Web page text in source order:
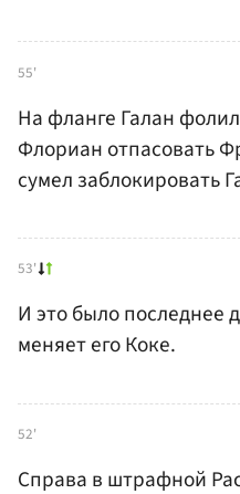
55'
На фланге Галан
Флориан отпасовать
сумел заблокировать
53'
И это было последнее
меняет его Коке.
52'
Справа в штрафной